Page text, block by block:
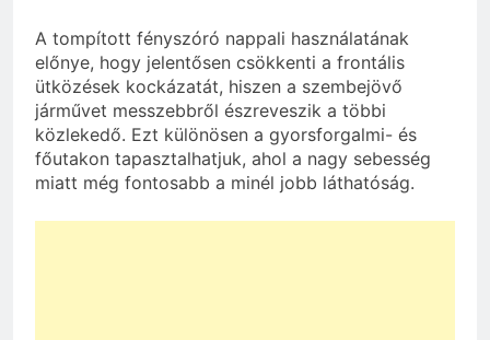
A tompított fényszóró nappali használatának
előnye, hogy jelentősen csökkenti a frontális
ütközések kockázatát, hiszen a szembejövő
járművet messzebbről észreveszik a többi
közlekedő. Ezt különösen a gyorsforgalmi- és
főutakon tapasztalhatjuk, ahol a nagy sebesség
miatt még fontosabb a minél jobb láthatóság.